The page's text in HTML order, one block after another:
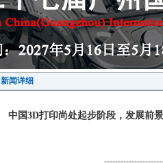
新闻详细
中国3D打印尚处起步阶段，发展前